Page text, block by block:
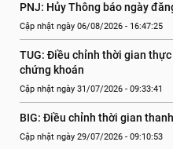
PNJ: Hủy Thông báo ngày
Cập nhật ngày 06/08/2026 - 16:47:25
TUG: Điều chỉnh thời gian
chứng khoán
Cập nhật ngày 31/07/2026 - 09:33:41
BIG: Điều chỉnh thời gian
Cập nhật ngày 29/07/2026 - 09:10:53